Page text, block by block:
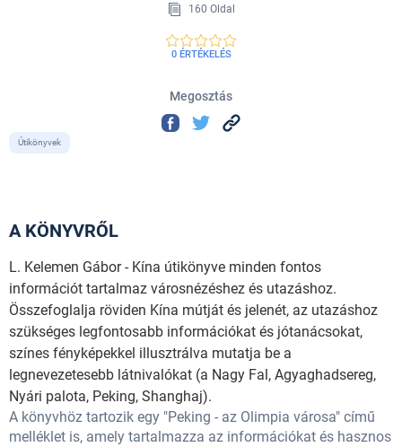
160 Oldal
0 ÉRTÉKELÉS
Megosztás
Útikönyvek
A KÖNYVRŐL
L. Kelemen Gábor - Kína útikönyve minden fontos
információt tartalmaz városnézéshez és utazáshoz.
Összefoglalja röviden Kína mútját és jelenét, az utazáshoz
szükséges legfontosabb információkat és jótanácsokat,
színes fényképekkel illusztrálva mutatja be a
legnevezetesebb látnivalókat (a Nagy Fal, Agyaghadsereg,
Nyári palota, Peking, Shanghaj).
A könyvhöz tartozik egy "Peking - az Olimpia városa" című
melléklet is, amely tartalmazza az információkat és hasznos